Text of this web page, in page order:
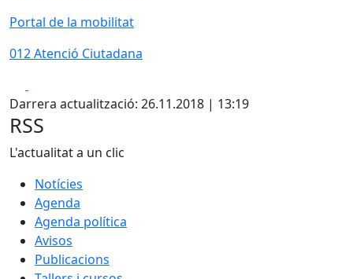
Portal de la mobilitat
012 Atenció Ciutadana
Darrera actualització: 26.11.2018 | 13:19
RSS
L'actualitat a un clic
Notícies
Agenda
Agenda política
Avisos
Publicacions